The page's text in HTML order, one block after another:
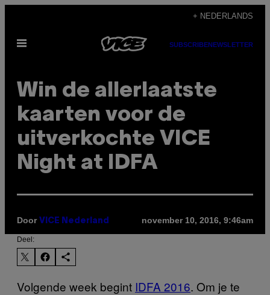
de
+ NEDERLANDS
Open
SUBSCRIBENEWSLETTER
Win de allerlaatste
kaarten voor de
uitverkochte VICE
Night at IDFA
Door VICE Nederland november 10, 2016, 9:46am
Deel:
Volgende week begint IDFA 2016. Om je te